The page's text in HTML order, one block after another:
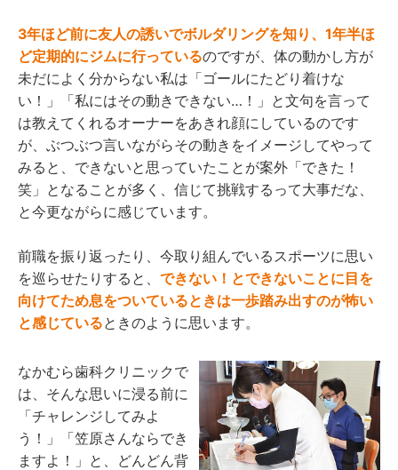
3年ほど前に友人の誘いでボルダリングを知り、1年半ほ
ど定期的にジムに行っているのですが、体の動かし方が
未だによく分からない私は「ゴールにたどり着けな
い！」「私にはその動きできない…！」と文句を言って
は教えてくれるオーナーをあきれ顔にしているのです
が、ぶつぶつ言いながらその動きをイメージしてやって
みると、できないと思っていたことが案外「できた！
笑」となることが多く、信じて挑戦するって大事だな、
と今更ながらに感じています。
前職を振り返ったり、今取り組んでいるスポーツに思い
を巡らせたりすると、 できない！とできないことに目を
向けてため息をついているときは一歩踏み出すのが怖い
と感じているときのように思います。
なかむら歯科クリニックで
は、そんな思いに浸る前に
「チャレンジしてみよ
う！」「笠原さんならでき
ますよ！」と、どんどん背